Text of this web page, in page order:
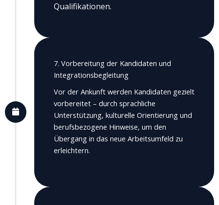
Qualifikationen.
7. Vorbereitung der Kandidaten und
Integrationsbegleitung
Vor der Ankunft werden Kandidaten gezielt
vorbereitet – durch sprachliche
Unterstützung, kulturelle Orientierung und
berufsbezogene Hinweise, um den
Übergang in das neue Arbeitsumfeld zu
erleichtern.